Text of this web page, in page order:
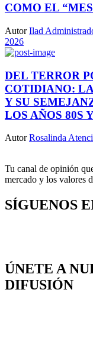
COMO EL
AutorIlad
2026
DEL TERROR
COTIDIANO:
Y SU
LOS AÑOS 80S
AutorRosalinda
Tu canal de opinión
mercado y los valores
SÍGUENOS
ÚNETE A
DIFUSIÓN